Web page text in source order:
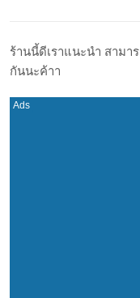
ร้านนี้ดีเราแนะนำ สามา
กันนะค้าา